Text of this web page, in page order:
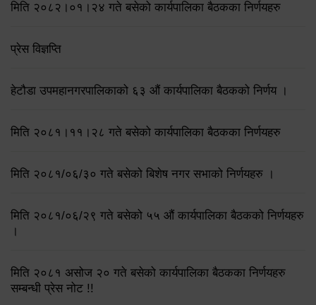
मिति २०८२।०१।२४ गते बसेको कार्यपालिका बैठकका निर्णयहरु
प्रेस विज्ञप्ति
हेटौडा उपमहानगरपालिकाको ६३ औं कार्यपालिका बैठकको निर्णय ।
मिति २०८१।११।२८ गते बसेको कार्यपालिका बैठकका निर्णयहरु
मिति २०८१/०६/३० गते बसेको बिशेष नगर सभाको निर्णयहरु ।
मिति २०८१/०६/२९ गते बसेको ५५ औं कार्यपालिका बैठकको निर्णयहरु
।
मिति २०८१ असोज २० गते बसेको कार्यपालिका बैठकका निर्णयहरु
सम्बन्धी प्रेस नोट !!